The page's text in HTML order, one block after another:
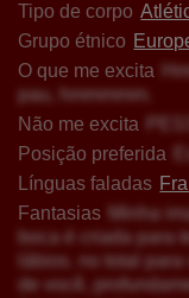
Tipo de corpo
Grupo étnico
O que me excita
pau, hmmmmm.
Não me excita
Posição preferida
Línguas faladas
Fantasias
Minha
boca é criada para
lábios. no total
de você,